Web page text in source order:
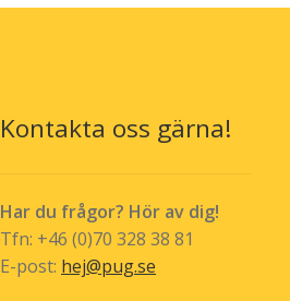
Kontakta oss gärna!
Har du frågor? Hör av dig!
Tfn: +46 (0)70 328 38 81
E-post: hej@pug.se